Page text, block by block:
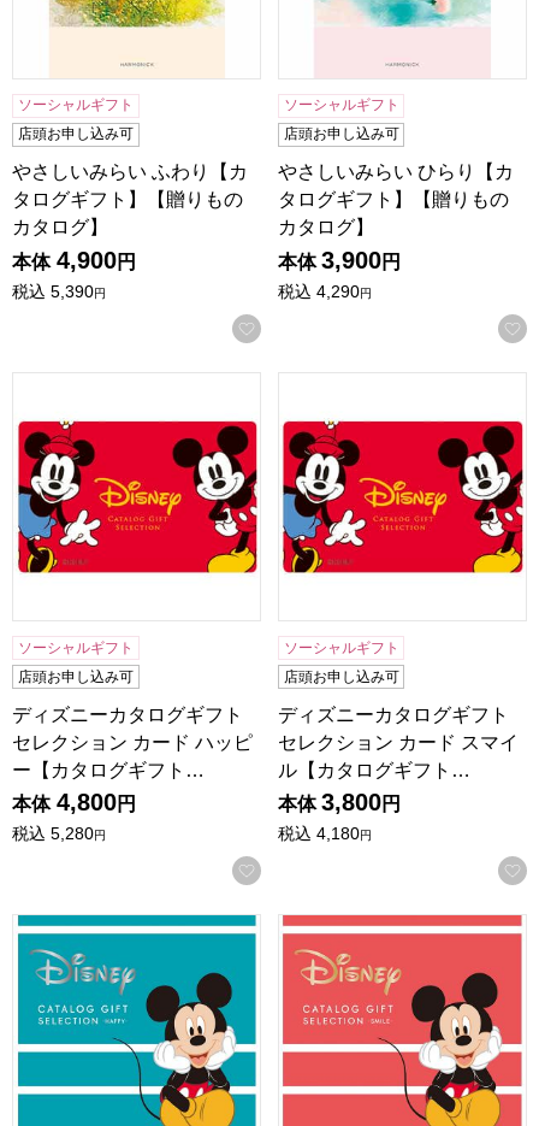
ソーシャルギフト
店頭お申し込み可
やさしいみらい ふわり【カ
タログギフト】【贈りもの
カタログ】
本体 4,900円
税込 5,390円
お気に入りに登録する
ソーシャルギフト
店頭お申し込み可
やさしいみらい ひらり【カ
タログギフト】【贈りもの
カタログ】
本体 3,900円
税込 4,290円
ソーシャルギフト
店頭お申し込み可
ディズニーカタログギフト
セレクション カード ハッピ
ー【カタログギフト…
本体 4,800円
税込 5,280円
お気に入りに登録する
ソーシャルギフト
店頭お申し込み可
ディズニーカタログギフト
セレクション カード スマイ
ル【カタログギフト…
本体 3,800円
税込 4,180円
ディズニーカタログギフトセレクション ハッピー【カタロ
ディズニーカタログギフト